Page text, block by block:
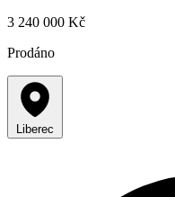
3 240 000 Kč
Prodáno
Liberec